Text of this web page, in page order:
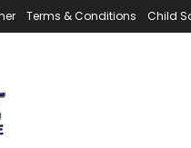
Terms & Conditions Child